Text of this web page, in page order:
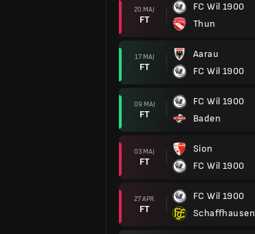
20 MAJ
FT
FC Wil 1900
Thun
17 MAJ
FT
Aarau
FC Wil 1900
09 MAJ
FT
FC Wil 1900
Baden
03 MAJ
FT
Sion
FC Wil 1900
27 APR.
FT
FC Wil 1900
Schaffhausen